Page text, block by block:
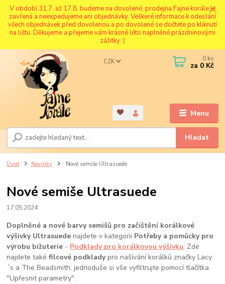
V období 31.7. až 17.8. budeme na dovolené, prodejna Fajne korále je
zavřená a neexpedujeme ani objednávky. Veškeré informace k odeslání
všech objednávek před dovolenou a po dovolené se dočtete po kliknutí
na lištu. Děkujeme a přejeme vám krásné léto naplněné prázdninovými
zážitky :)
Menu
CZK
Hledat
0 ks
za 0 Kč
Úvod Novinky Nové semiše Ultrasuede
Nové semiše Ultrasuede
17.05.2024
Doplněné a nové barvy semišů pro začištění korálkové
výšivky Ultrasuede najdete v kategorii Potřeby a pomůcky pro
výrobu bižuterie - Podklady pro korálkovou výšivku. Zde
najdete takéfilcové podkladypro našívání korálků značky Lacy
´s a The Beadsmith, jednoduše si vše vyfiltrujte pomocí tlačítka
"Upřesnit parametry".